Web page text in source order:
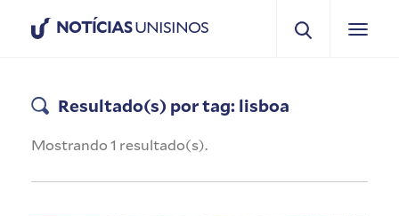
NOTÍCIASUNISINOS
Resultado(s) por tag: lisboa
Mostrando 1 resultado(s).